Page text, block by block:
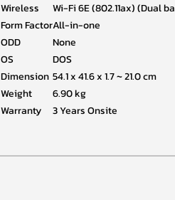
Wireless
Wi-Fi 6E (802.11ax) (Dual
Form FactorAll-in-one
ODD
None
OS
DOS
Dimension 54.1 x 41.6 x 1.7 ~ 21.0 cm
Weight
6.90 kg
Warranty
3 Years Onsite